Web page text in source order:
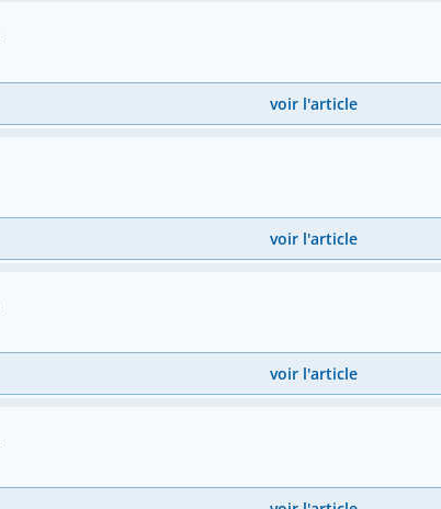
voir l'article
voir l'article
voir l'article